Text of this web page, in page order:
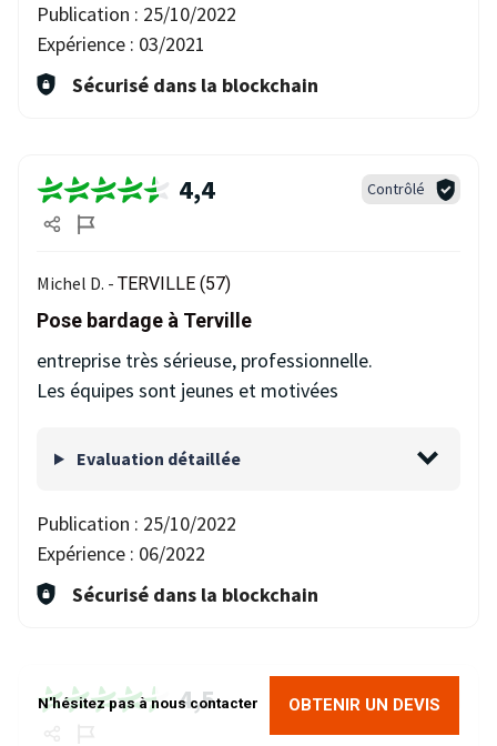
N'hésitez pas à nous contacter OBTENIR UN DEVIS
Publication : 25/10/2022
Expérience : 03/2021
Sécurisé dans la blockchain
4,4 Contrôlé
Michel D. - TERVILLE (57)
Pose bardage à Terville
entreprise très sérieuse, professionnelle.
Les équipes sont jeunes et motivées
Evaluation détaillée
Publication : 25/10/2022
Expérience : 06/2022
Sécurisé dans la blockchain
4,5 Contrôlé